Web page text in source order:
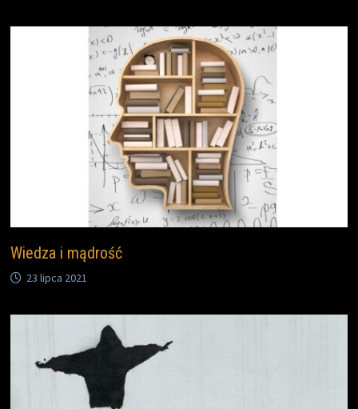
Wiedza i mądrość
23 lipca 2021